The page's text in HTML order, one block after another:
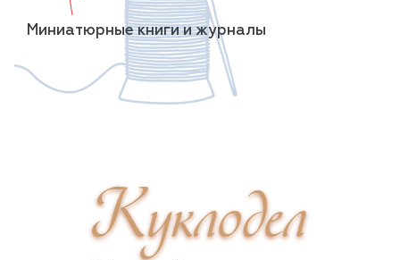
Миниатюрные книги и журналы
Куклодел